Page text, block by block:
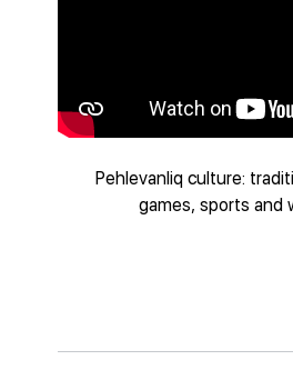
Pehlevanliq culture:
games, sports and